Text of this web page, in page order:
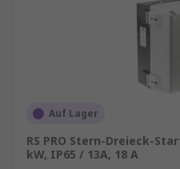
Auf Lager
RS PRO Stern-Dreieck-
kW, IP65 / 13A, 18 A